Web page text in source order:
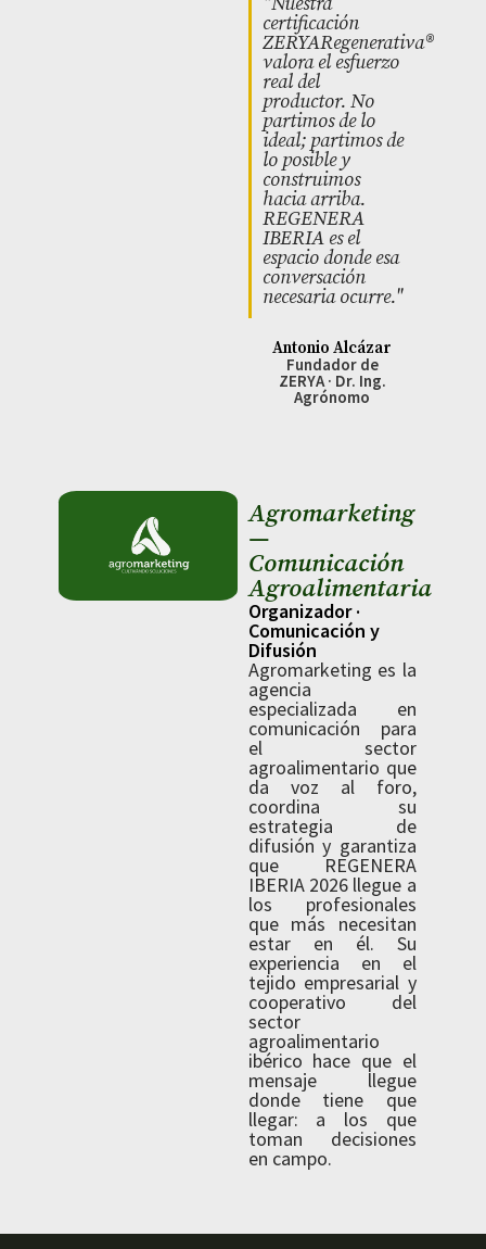
certificación
ZERYARegenerativa®
valora el esfuerzo
real del
productor. No
partimos de lo
ideal; partimos de
lo posible y
construimos
hacia arriba.
REGENERA
IBERIA es el
espacio donde esa
conversación
necesaria ocurre."
Antonio Alcázar
Fundador de
ZERYA · Dr. Ing.
Agrónomo
Agromarketing
—
Comunicación
Agroalimentaria
Organizador ·
Comunicación y
Difusión
Agromarketing es la
agencia
especializada en
comunicación para
el sector
agroalimentario que
da voz al foro,
coordina su
estrategia de
difusión y garantiza
que REGENERA
IBERIA 2026 llegue a
los profesionales
que más necesitan
estar en él. Su
experiencia en el
tejido empresarial y
cooperativo del
sector
agroalimentario
ibérico hace que el
mensaje llegue
donde tiene que
llegar: a los que
toman decisiones
en campo.